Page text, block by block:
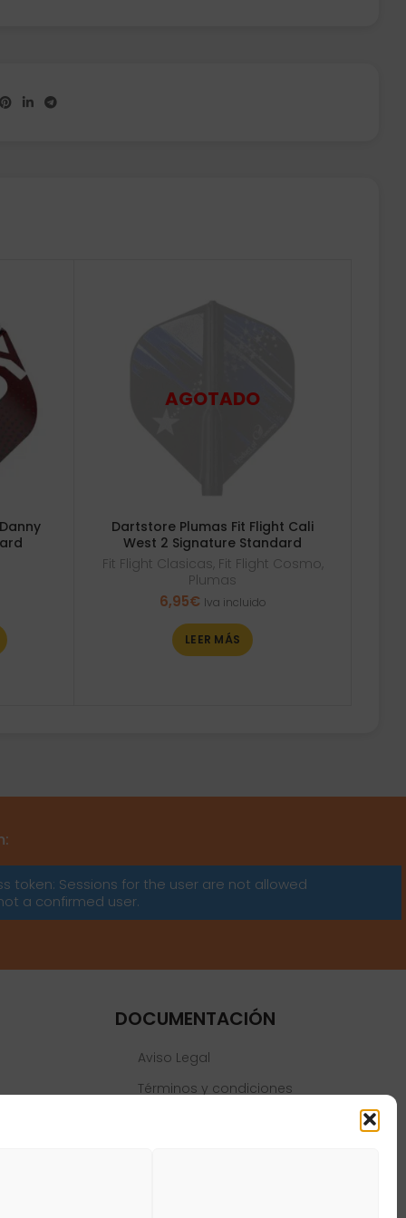
Dartstore Plumas Fit Flight Cali
West 2 Signature Standard
Fit Flight Clasicas, Fit Flight Cosmo,
Plumas
6,95€ Iva incluido
LEER MÁS
token: Sessions for the user are not allowed
a confirmed user.
DOCUMENTACIÓN
Aviso Legal
Términos y condiciones